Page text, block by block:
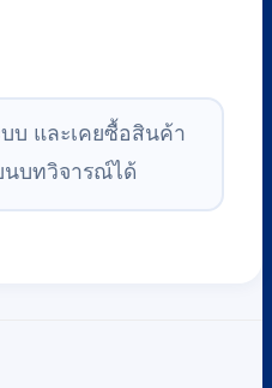
บ และเคยซื้อสินค้า
บทวิจารณ์ได้